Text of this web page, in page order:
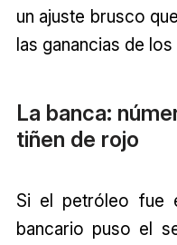
un ajuste brusco
las ganancias de
La banca:
tiñen de rojo
Si el petróleo fue
bancario puso el